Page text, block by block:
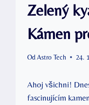
Zelený
Kámen
Od Astro Tech 24.
Ahoj všichni!
fascinujícím